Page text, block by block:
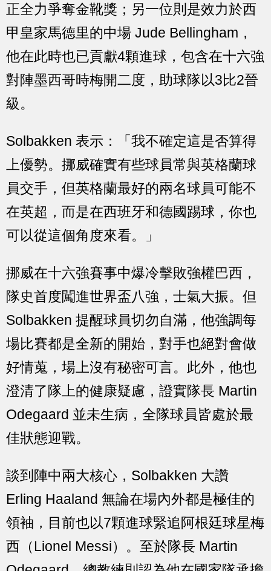
正全力爭奪金靴獎；另一位則是效力於西
甲皇家馬德里的中場 Jude Bellingham，
他在此時也已貢獻4顆進球，包含在十六強
對陣墨西哥時梅開二度，助球隊以3比2晉
級。
Solbakken 表示：「我不確定這是否算得
上優勢。挪威確實有些球員常與英格蘭球
員交手，但英格蘭最好的兩名球員可能不
在英超，而是在西班牙和德國踢球，你也
可以從這個角度來看。」
挪威在十六強賽事中爆冷擊敗強權巴西，
隊史首度闖進世界盃八強，士氣大振。但
Solbakken 提醒球員切勿自滿，他強調每
場比賽都是全新的開始，對手也絕對會做
好情蒐，場上沒有秘密可言。此外，他也
澄清了隊上的健康疑慮，證實隊長 Martin
Odegaard 並未生病，全隊球員皆處於最
佳狀態迎戰。
談到陣中兩大核心，Solbakken 大讚
Erling Haaland 無論在場內外都是極佳的
領袖，目前也以7顆進球緊追阿根廷球星梅
西（Lionel Messi）。至於隊長 Martin